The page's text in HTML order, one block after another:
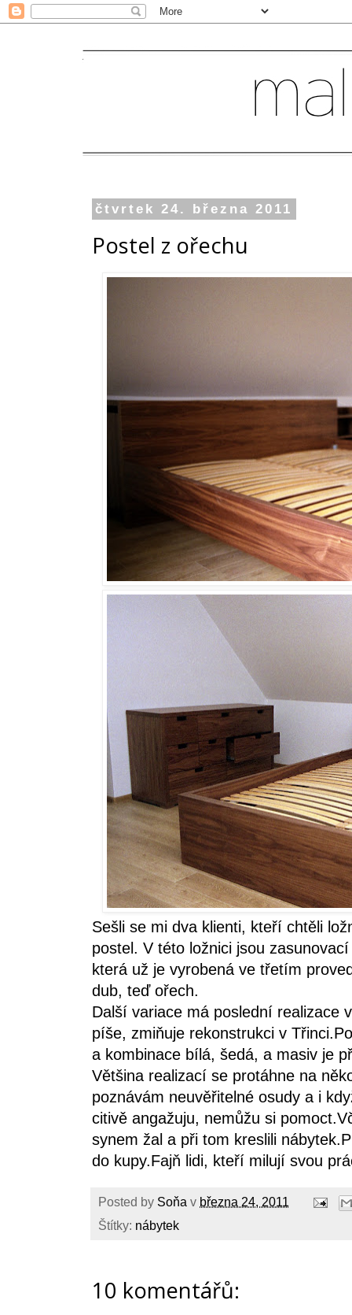
čtvrtek 24. března 2011
Postel z ořechu
Sešli se mi dva klienti, kteří chtěli
postel. V této ložnici jsou
která už je vyrobená ve třetím
dub, teď ořech.
Další variace má poslední realizace
píše, zmiňuje rekonstrukci v
a kombinace bílá, šedá, a masiv je
Většina realizací se protáhne na
poznávám neuvěřitelné osudy a i
citivě angažuju, nemůžu si
synem žal a při tom kreslili
do kupy.Fajň lidi, kteří milují svou
Posted by Soňa v března 24, 2011
Štítky: nábytek
10 komentářů: